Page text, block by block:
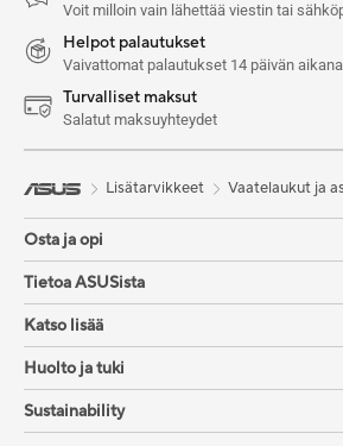
Voit milloin vain lähettää viestin tai
Helpot palautukset
Vaivattomat palautukset 14 päivän aikana
Turvalliset maksut
Salatut maksuyhteydet
Lisätarvikkeet Vaatelaukut ja
Osta ja opi
Tietoa ASUSista
Katso lisää
Huolto ja tuki
Sustainability